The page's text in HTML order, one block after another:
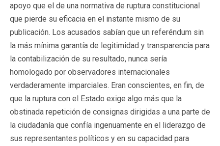
apoyo que el de una normativa de ruptura constitucional
que pierde su eficacia en el instante mismo de su
publicación. Los acusados sabían que un referéndum sin
la más mínima garantía de legitimidad y transparencia para
la contabilización de su resultado, nunca sería
homologado por observadores internacionales
verdaderamente imparciales. Eran conscientes, en fin, de
que la ruptura con el Estado exige algo más que la
obstinada repetición de consignas dirigidas a una parte de
la ciudadanía que confía ingenuamente en el liderazgo de
sus representantes políticos y en su capacidad para